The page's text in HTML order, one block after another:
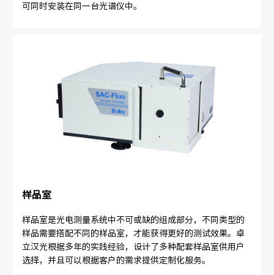
可同时安装在同一台光谱仪中。
样品室
样品室是光电测量系统中不可或缺的组成部分，不同类型的
样品需要搭配不同的样品室，才能获得更好的测试效果。卓
立汉光根据多年的实践经验，设计了多种配套样品室供用户
选择，并且可以根据客户的需求提供定制化服务。